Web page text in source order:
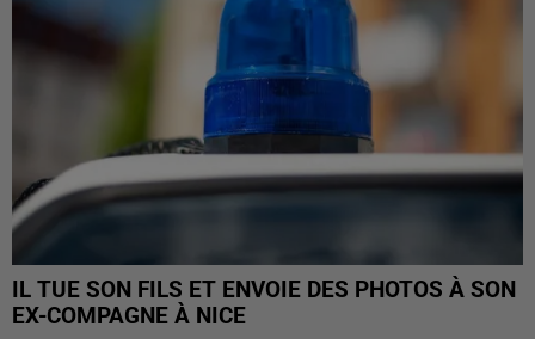
IL TUE SON FILS ET ENVOIE DES PHOTOS À SON
EX-COMPAGNE À NICE